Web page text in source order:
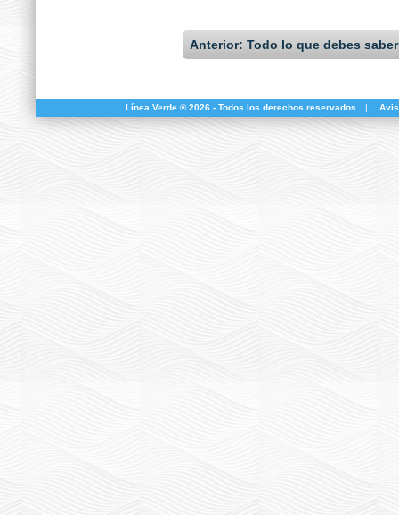
Anterior: Todo lo que debes saber
Línea Verde ® 2026 - Todos los derechos reservados |